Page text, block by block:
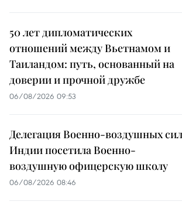
50 лет дипломатических
отношений между Вьетнамом и
Таиландом: путь, основанный на
доверии и прочной дружбе
06/08/2026 09:53
Делегация Военно-воздушных сил
Индии посетила Военно-
воздушную офицерскую школу
06/08/2026 08:46